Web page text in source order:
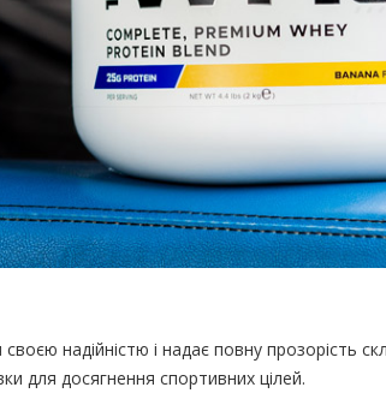
надійністю і надає повну прозорість
для досягнення спортивних цілей.